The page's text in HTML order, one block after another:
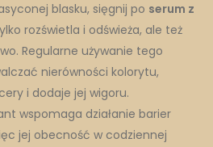
blasku, sięgnij po serum z
rozświetla i odświeża, ale też
Regularne używanie tego
nierówności kolorytu,
i dodaje jej wigoru.
wspomaga działanie barier
jej obecność w codziennej